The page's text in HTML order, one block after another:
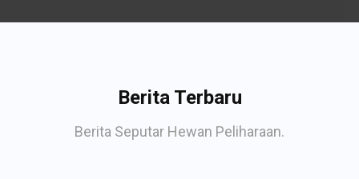
Berita Terbaru
Berita Seputar Hewan Peliharaan.